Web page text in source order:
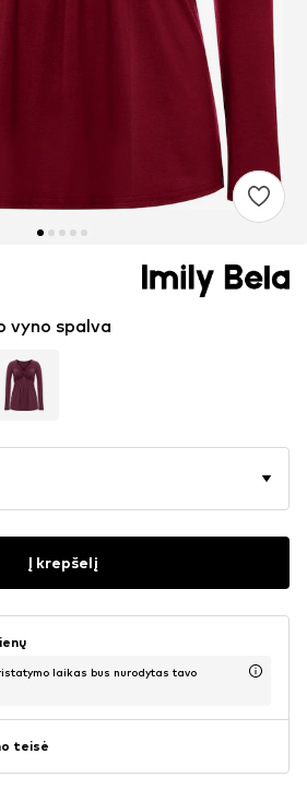
vyno spalva
Į krepšelį
laikas bus nurodytas tavo
teisė